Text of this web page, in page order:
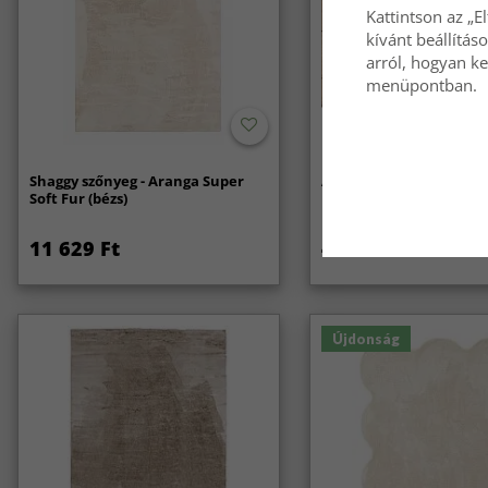
Shaggy szőnyeg - Aranga Super
Soft Fur (bézs)
11 629 Ft
Anti-slip/Csúszásgátló
4 969 Ft
Újdonság
Kattintson az
kívánt
arról, hogyan
menüpontban.